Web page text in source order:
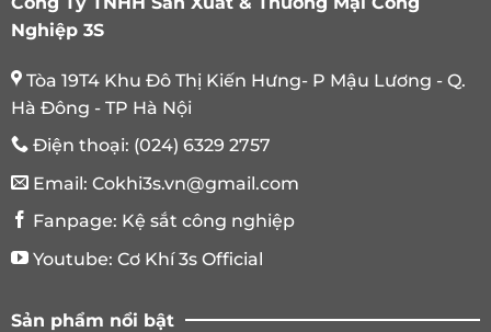
Nghiệp 3S
Tòa 19T4 Khu Đô Thị Kiến Hưng- P Mậu Lương - Q.
Hà Đông - TP Hà Nội
Điện thoại: (024) 6329 2757
Email: Cokhi3s.vn@gmail.com
Fanpage: Kệ sắt công nghiệp
Youtube: Cơ Khí 3s Official
Sản phẩm nổi bật